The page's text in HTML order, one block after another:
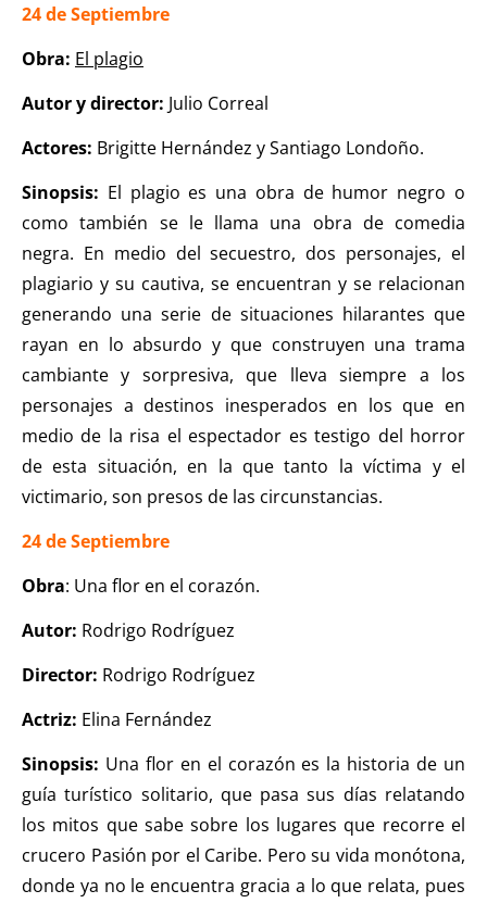
24 de Septiembre
Obra: El plagio
Autor y director: Julio Correal
Actores: Brigitte Hernández y Santiago Londoño.
Sinopsis: El plagio es una obra de humor negro o
como también se le llama una obra de comedia
negra. En medio del secuestro, dos personajes, el
plagiario y su cautiva, se encuentran y se relacionan
generando una serie de situaciones hilarantes que
rayan en lo absurdo y que construyen una trama
cambiante y sorpresiva, que lleva siempre a los
personajes a destinos inesperados en los que en
medio de la risa el espectador es testigo del horror
de esta situación, en la que tanto la víctima y el
victimario, son presos de las circunstancias.
24 de Septiembre
Obra: Una flor en el corazón.
Autor: Rodrigo Rodríguez
Director: Rodrigo Rodríguez
Actriz: Elina Fernández
Sinopsis: Una flor en el corazón es la historia de un
guía turístico solitario, que pasa sus días relatando
los mitos que sabe sobre los lugares que recorre el
crucero Pasión por el Caribe. Pero su vida monótona,
donde ya no le encuentra gracia a lo que relata, pues